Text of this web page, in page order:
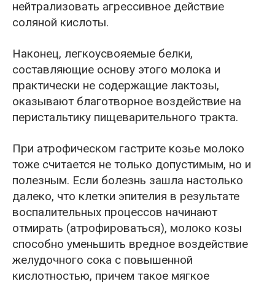
нейтрализовать агрессивное действие
соляной кислоты.
Наконец, легкоусвояемые белки,
составляющие основу этого молока и
практически не содержащие лактозы,
оказывают благотворное воздействие на
перистальтику пищеварительного тракта.
При атрофическом гастрите козье молоко
тоже считается не только допустимым, но и
полезным. Если болезнь зашла настолько
далеко, что клетки эпителия в результате
воспалительных процессов начинают
отмирать (атрофироваться), молоко козы
способно уменьшить вредное воздействие
желудочного сока с повышенной
кислотностью, причем такое мягкое